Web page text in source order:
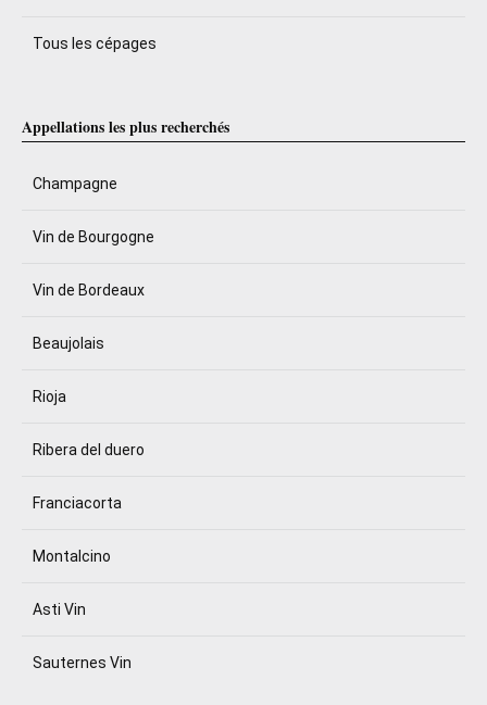
Tous les cépages
Appellations les plus recherchés
Champagne
Vin de Bourgogne
Vin de Bordeaux
Beaujolais
Rioja
Ribera del duero
Franciacorta
Montalcino
Asti Vin
Sauternes Vin